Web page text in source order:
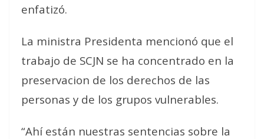
enfatizó.
La ministra Presidenta mencionó que el
trabajo de SCJN se ha concentrado en la
preservacion de los derechos de las
personas y de los grupos vulnerables.
“Ahí están nuestras sentencias sobre la